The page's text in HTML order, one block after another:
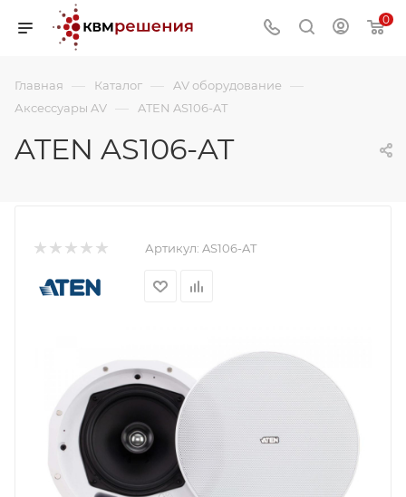
0
Главная — Каталог — AV оборудование —
Аксессуары AV — ATEN AS106-AT
ATEN AS106-AT
Артикул: AS106-AT